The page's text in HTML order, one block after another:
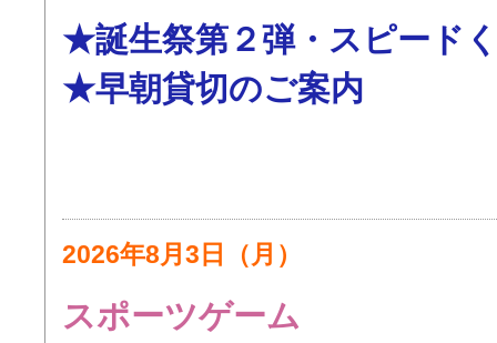
★誕生祭第２弾・スピード
★早朝貸切のご案内
2026年8月3日（月）
スポーツゲーム